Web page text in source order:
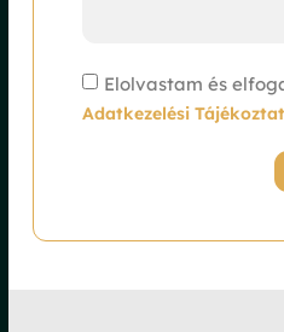
Elolvastam és
Adatkezelési